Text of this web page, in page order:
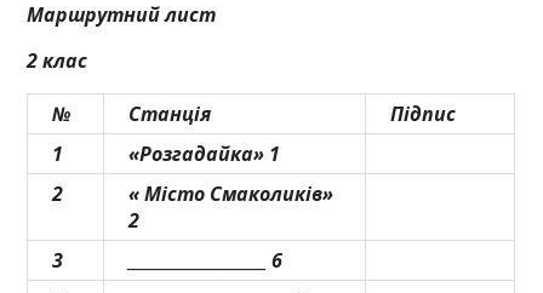
Маршрутний лист
2 клас
№
Станція
Підпис
1
«Розгадайка» 1
2
« Місто Смаколиків»
2
3
___________________ 6